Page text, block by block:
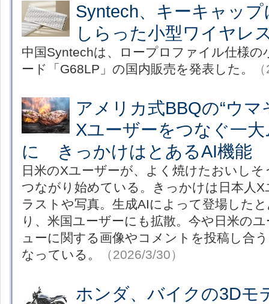
Syntech、キーキャッ
しらった小型ワイヤレ
中国Syntechは、ロープロファイル仕様
ード「G68LP」の国内販売を発表した。
アメリカ式BBQの“ウマ
Xユーザーをつなぐ一
に きっかけはとあるAI機能
日米のXユーザーが、よく焼けたおいし
つながり始めている。きっかけは日本人
ラストや写真。生成AIによって登場した
り、米国ユーザーにも拡散。今や日米の
ューに関する画像やコメントを投稿し合
なっている。
（2026/3/30）
ホンダ、バイクの3Dモ